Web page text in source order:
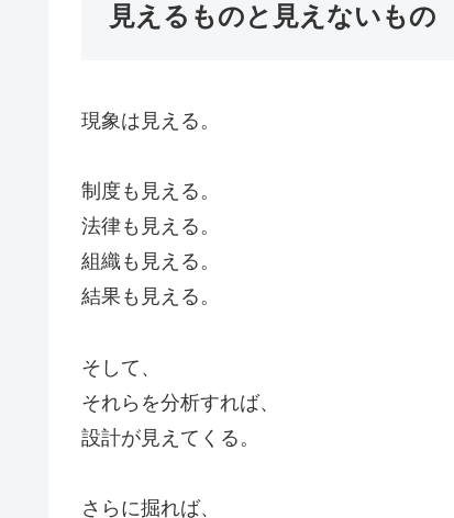
見えるものと見えないもの
現象は見える。
制度も見える。
法律も見える。
組織も見える。
結果も見える。
そして、
それらを分析すれば、
設計が見えてくる。
さらに掘れば、